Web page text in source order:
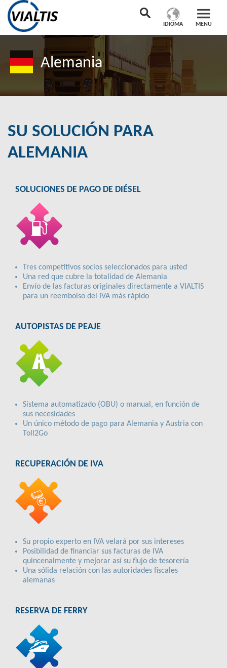
MENU
IDIOMA
Alemania
SU SOLUCIÓN PARA
ALEMANIA
SOLUCIONES DE PAGO DE DIÉSEL
Tres competitivos socios seleccionados para usted
Una red que cubre la totalidad de Alemania
Envío de las facturas originales directamente a VIALTIS
para un reembolso del IVA más rápido
AUTOPISTAS DE PEAJE
Sistema automatizado (OBU) o manual, en función de
sus necesidades
Un único método de pago para Alemania y Austria con
Toll2Go
RECUPERACIÓN DE IVA
Su propio experto en IVA velará por sus intereses
Posibilidad de financiar sus facturas de IVA
quincenalmente y mejorar así su flujo de tesorería
Una sólida relación con las autoridades fiscales
alemanas
RESERVA DE FERRY